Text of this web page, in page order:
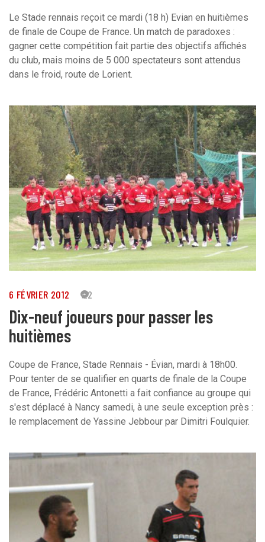
Le Stade rennais reçoit ce mardi (18 h) Evian en huitièmes
de finale de Coupe de France. Un match de paradoxes :
gagner cette compétition fait partie des objectifs affichés
du club, mais moins de 5 000 spectateurs sont attendus
dans le froid, route de Lorient.
6 FÉVRIER 2012 22
Dix-neuf joueurs pour passer les
huitièmes
Coupe de France, Stade Rennais - Évian, mardi à 18h00.
Pour tenter de se qualifier en quarts de finale de la Coupe
de France, Frédéric Antonetti a fait confiance au groupe qui
s'est déplacé à Nancy samedi, à une seule exception près :
le remplacement de Yassine Jebbour par Dimitri Foulquier.